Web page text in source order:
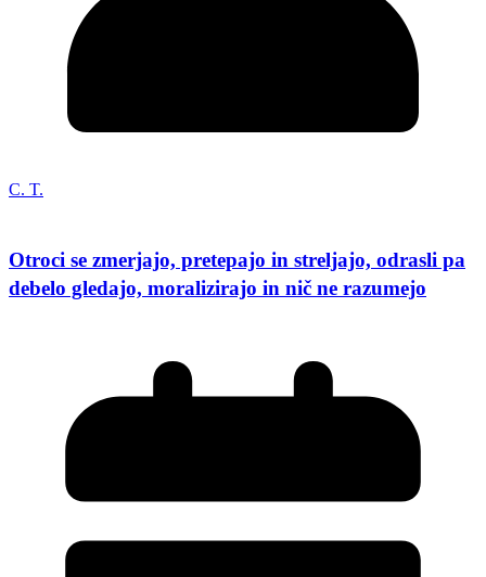
C. T.
Otroci se zmerjajo, pretepajo in streljajo, odrasli pa
debelo gledajo, moralizirajo in nič ne razumejo